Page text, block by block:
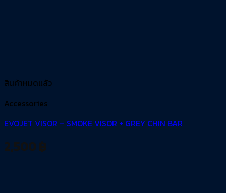
สินค้าหมดแล้ว
Accessories
EVOJET VISOR – SMOKE VISOR + GREY CHIN BAR
2,500 ฿